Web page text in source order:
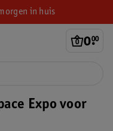
in huis
0.
00
Expo voor